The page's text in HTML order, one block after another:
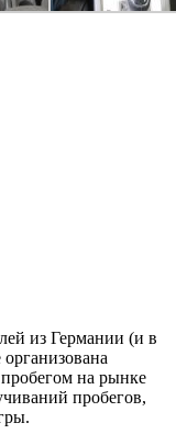
из Германии (и в
на рынке
пробегов,